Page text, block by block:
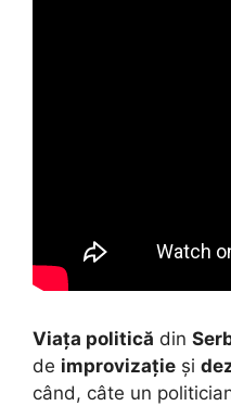
Viața politică din
de improvizație și
când, câte un